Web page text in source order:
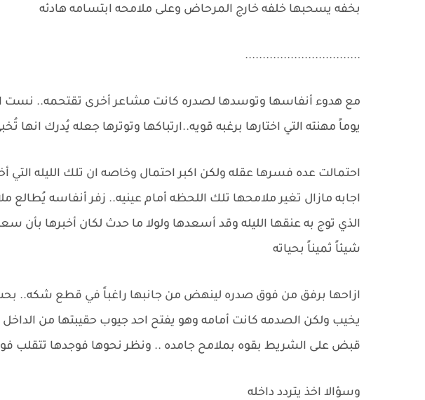
بخفه يسحبها خلفه خارج المرحاض وعلى ملامحه ابتسامه هادئه
.................................
مع هدوء أنفاسها وتوسدها لصدره كانت مشاعر أخرى تقتحمه..
يوماً مهنته التي اختارها برغبه قويه..ارتباكها وتوترها جعله يُدرك انها
احتمالت عده فسرها عقله ولكن اكبر احتمال وخاصه ان تلك الليله التي
اجابه مازال تغير ملامحها تلك اللحظه أمام عينيه.. زفر أنفاسه يُطالع
الذي توج به عنقها الليله وقد أسعدها ولولا ما حدث لكان أخبرها
شيئاً ثميناً بحياته
ازاحها برفق من فوق صدره لينهض من جانبها راغباً في قطع شكه..
يخيب ولكن الصدمه كانت أمامه وهو يفتح احد جيوب حقيبتها من
قبض على الشريط بقوه بملامح جامده .. ونظر نحوها فوجدها تتقلب
وسؤالا اخذ يتردد داخله